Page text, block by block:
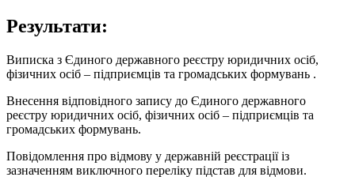
Результати:
Виписка з Єдиного державного реєстру юридичних осіб,
фізичних осіб – підприємців та громадських формувань .
Внесення відповідного запису до Єдиного державного
реєстру юридичних осіб, фізичних осіб – підприємців та
громадських формувань.
Повідомлення про відмову у державній реєстрації із
зазначенням виключного переліку підстав для відмови.